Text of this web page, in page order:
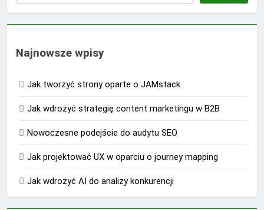
Najnowsze wpisy
Jak tworzyć strony oparte o JAMstack
Jak wdrożyć strategię content marketingu w B2B
Nowoczesne podejście do audytu SEO
Jak projektować UX w oparciu o journey mapping
Jak wdrożyć AI do analizy konkurencji